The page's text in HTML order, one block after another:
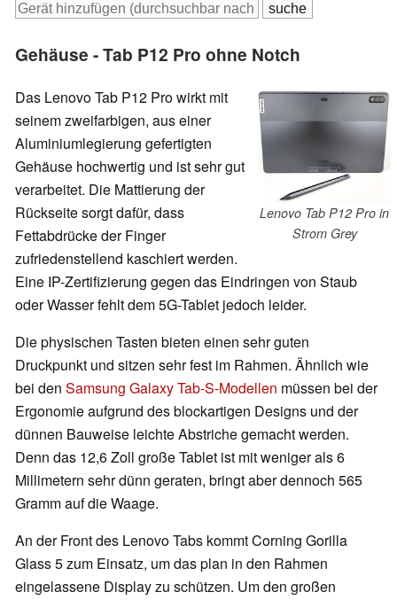
Gehäuse - Tab P12 Pro ohne Notch
Lenovo Tab P12 Pro in
Strom Grey
Das Lenovo Tab P12 Pro wirkt mit
seinem zweifarbigen, aus einer
Aluminiumlegierung gefertigten
Gehäuse hochwertig und ist sehr gut
verarbeitet. Die Mattierung der
Rückseite sorgt dafür, dass
Fettabdrücke der Finger
zufriedenstellend kaschiert werden.
Eine IP-Zertifizierung gegen das Eindringen von Staub
oder Wasser fehlt dem 5G-Tablet jedoch leider.
Die physischen Tasten bieten einen sehr guten
Druckpunkt und sitzen sehr fest im Rahmen. Ähnlich wie
bei den Samsung Galaxy Tab-S-Modellen müssen bei der
Ergonomie aufgrund des blockartigen Designs und der
dünnen Bauweise leichte Abstriche gemacht werden.
Denn das 12,6 Zoll große Tablet ist mit weniger als 6
Millimetern sehr dünn geraten, bringt aber dennoch 565
Gramm auf die Waage.
An der Front des Lenovo Tabs kommt Corning Gorilla
Glass 5 zum Einsatz, um das plan in den Rahmen
eingelassene Display zu schützen. Um den großen